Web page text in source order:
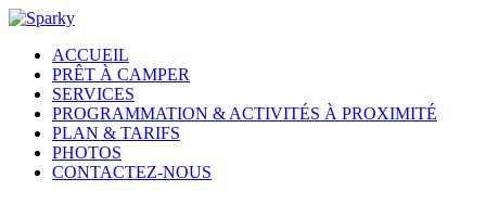
ACCUEIL
PRÊT À CAMPER
SERVICES
PROGRAMMATION & ACTIVITÉS À PROXIMITÉ
PLAN & TARIFS
PHOTOS
CONTACTEZ-NOUS